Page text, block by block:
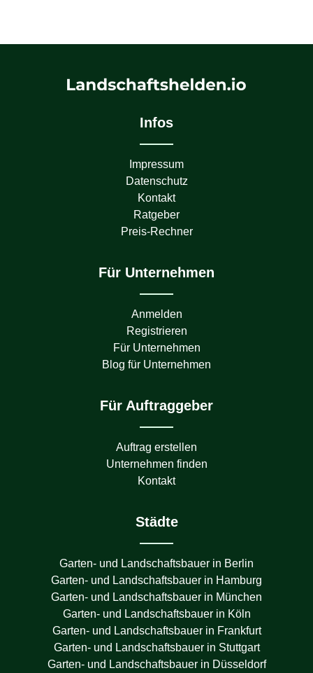
Infos
Impressum
Datenschutz
Kontakt
Ratgeber
Preis-Rechner
Für Unternehmen
Anmelden
Registrieren
Für Unternehmen
Blog für Unternehmen
Für Auftraggeber
Auftrag erstellen
Unternehmen finden
Kontakt
Städte
Garten- und Landschaftsbauer in Berlin
Garten- und Landschaftsbauer in Hamburg
Garten- und Landschaftsbauer in München
Garten- und Landschaftsbauer in Köln
Garten- und Landschaftsbauer in Frankfurt
Garten- und Landschaftsbauer in Stuttgart
Garten- und Landschaftsbauer in Düsseldorf